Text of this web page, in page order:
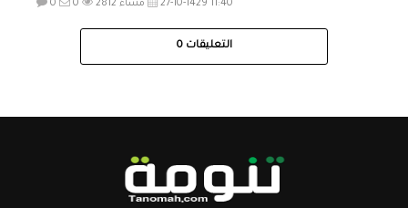
27-10-1429 11:40 مساءً
0 0 2812
التعليقات 0